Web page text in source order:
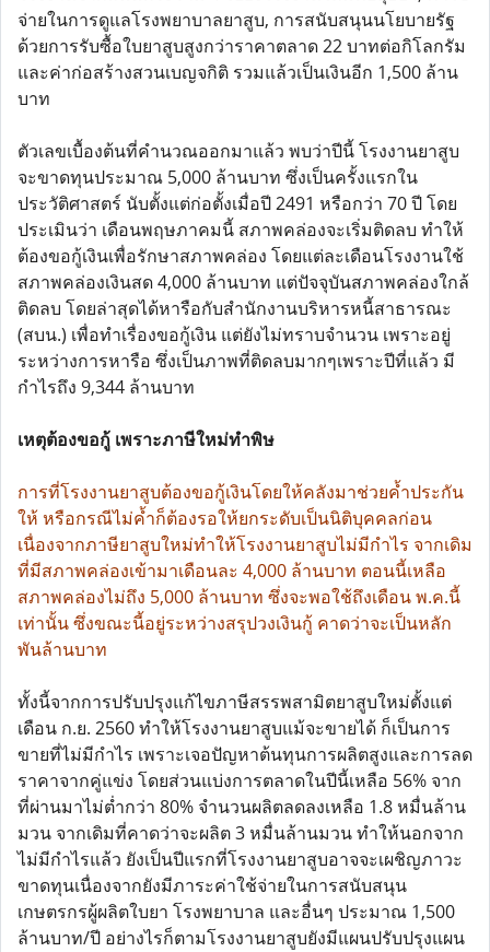
จ่ายในการดูแลโรงพยาบาลยาสูบ, การสนับสนุนนโยบายรัฐ
ด้วยการรับซื้อใบยาสูบสูงกว่าราคาตลาด 22 บาทต่อกิโลกรัม
และค่าก่อสร้างสวนเบญจกิติ รวมแล้วเป็นเงินอีก 1,500 ล้าน
บาท
ตัวเลขเบื้องต้นที่คำนวณออกมาแล้ว พบว่าปีนี้ โรงงานยาสูบ
จะขาดทุนประมาณ 5,000 ล้านบาท ซึ่งเป็นครั้งแรกใน
ประวัติศาสตร์ นับตั้งแต่ก่อตั้งเมื่อปี 2491 หรือกว่า 70 ปี โดย
ประเมินว่า เดือนพฤษภาคมนี้ สภาพคล่องจะเริ่มติดลบ ทำให้
ต้องขอกู้เงินเพื่อรักษาสภาพคล่อง โดยแต่ละเดือนโรงงานใช้
สภาพคล่องเงินสด 4,000 ล้านบาท แต่ปัจจุบันสภาพคล่องใกล้
ติดลบ โดยล่าสุดได้หารือกับสำนักงานบริหารหนี้สาธารณะ
(สบน.) เพื่อทำเรื่องขอกู้เงิน แต่ยังไม่ทราบจำนวน เพราะอยู่
ระหว่างการหารือ ซึ่งเป็นภาพที่ติดลบมากๆเพราะปีที่แล้ว มี
กำไรถึง 9,344 ล้านบาท
เหตุต้องขอกู้ เพราะภาษีใหม่ทำพิษ
การที่โรงงานยาสูบต้องขอกู้เงินโดยให้คลังมาช่วยค้ำประกัน
ให้ หรือกรณีไม่ค้ำก็ต้องรอให้ยกระดับเป็นนิติบุคคลก่อน
เนื่องจากภาษียาสูบใหม่ทำให้โรงงานยาสูบไม่มีกำไร จากเดิม
ที่มีสภาพคล่องเข้ามาเดือนละ 4,000 ล้านบาท ตอนนี้เหลือ
สภาพคล่องไม่ถึง 5,000 ล้านบาท ซึ่งจะพอใช้ถึงเดือน พ.ค.นี้
เท่านั้น ซึ่งขณะนี้อยู่ระหว่างสรุปวงเงินกู้ คาดว่าจะเป็นหลัก
พันล้านบาท
ทั้งนี้จากการปรับปรุงแก้ไขภาษีสรรพสามิตยาสูบใหม่ตั้งแต่
เดือน ก.ย. 2560 ทำให้โรงงานยาสูบแม้จะขายได้ ก็เป็นการ
ขายที่ไม่มีกำไร เพราะเจอปัญหาต้นทุนการผลิตสูงและการลด
ราคาจากคู่แข่ง โดยส่วนแบ่งการตลาดในปีนี้เหลือ 56% จาก
ที่ผ่านมาไม่ต่ำกว่า 80% จำนวนผลิตลดลงเหลือ 1.8 หมื่นล้าน
มวน จากเดิมที่คาดว่าจะผลิต 3 หมื่นล้านมวน ทำให้นอกจาก
ไม่มีกำไรแล้ว ยังเป็นปีแรกที่โรงงานยาสูบอาจจะเผชิญภาวะ
ขาดทุนเนื่องจากยังมีภาระค่าใช้จ่ายในการสนับสนุน
เกษตรกรผู้ผลิตใบยา โรงพยาบาล และอื่นๆ ประมาณ 1,500
ล้านบาท/ปี อย่างไรก็ตามโรงงานยาสูบยังมีแผนปรับปรุงแผน